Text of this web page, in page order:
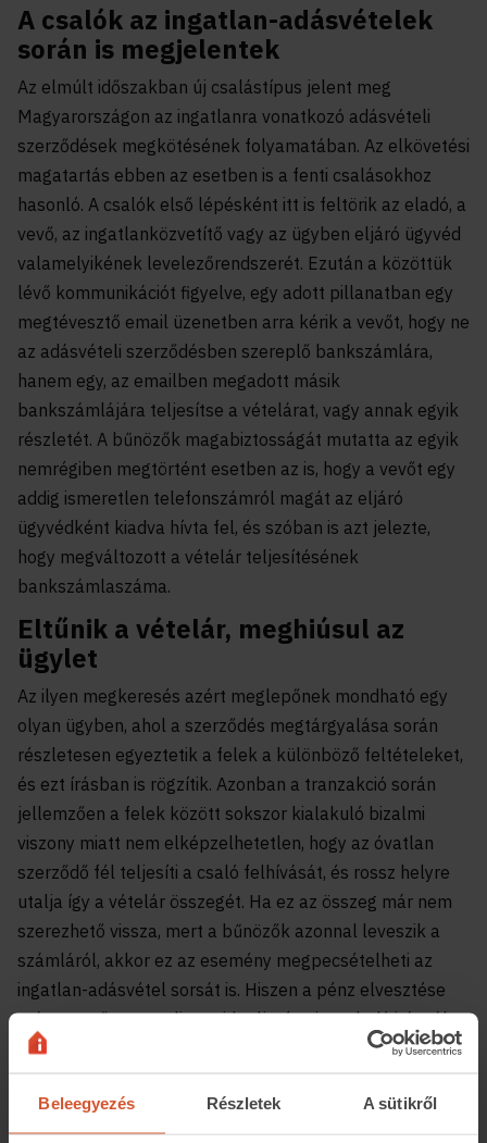
Beleegyezés Részletek A sütikről
A csalók az ingatlan-adásvételek
során is megjelentek
Az elmúlt időszakban új csalástípus jelent meg
Magyarországon az ingatlanra vonatkozó adásvételi
szerződések megkötésének folyamatában. Az elkövetési
magatartás ebben az esetben is a fenti csalásokhoz
hasonló. A csalók első lépésként itt is feltörik az eladó, a
vevő, az ingatlanközvetítő vagy az ügyben eljáró ügyvéd
valamelyikének levelezőrendszerét. Ezután a közöttük
lévő kommunikációt figyelve, egy adott pillanatban egy
megtévesztő email üzenetben arra kérik a vevőt, hogy ne
az adásvételi szerződésben szereplő bankszámlára,
hanem egy, az emailben megadott másik
bankszámlájára teljesítse a vételárat, vagy annak egyik
részletét. A bűnözők magabiztosságát mutatta az egyik
nemrégiben megtörtént esetben az is, hogy a vevőt egy
addig ismeretlen telefonszámról magát az eljáró
ügyvédként kiadva hívta fel, és szóban is azt jelezte,
hogy megváltozott a vételár teljesítésének
bankszámlaszáma.
Eltűnik a vételár, meghiúsul az
ügylet
Az ilyen megkeresés azért meglepőnek mondható egy
olyan ügyben, ahol a szerződés megtárgyalása során
részletesen egyeztetik a felek a különböző feltételeket,
és ezt írásban is rögzítik. Azonban a tranzakció során
jellemzően a felek között sokszor kialakuló bizalmi
viszony miatt nem elképzelhetetlen, hogy az óvatlan
szerződő fél teljesíti a csaló felhívását, és rossz helyre
utalja így a vételár összegét. Ha ez az összeg már nem
szerezhető vissza, mert a bűnözők azonnal leveszik a
számláról, akkor ez az esemény megpecsételheti az
ingatlan-adásvétel sorsát is. Hiszen a pénz elvesztése
után a vevő nem tudja majd teljesíteni az eladó irányába
a fizetési kötelezettségét. Emiatt nemcsak a vevő, de az
eladó is lehetetlen helyzetbe kerülhet. Hiszen ha az
eladó – számítva a vételárra – elköteleződik egy másik
ingatlan-adásvételben, akkor ő sem lesz képes kifizetni